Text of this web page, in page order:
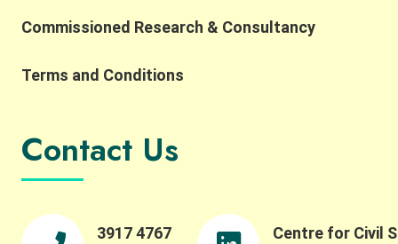
Commissioned Research & Consultancy
Terms and Conditions
Contact Us
3917 4767
Centre for Civil